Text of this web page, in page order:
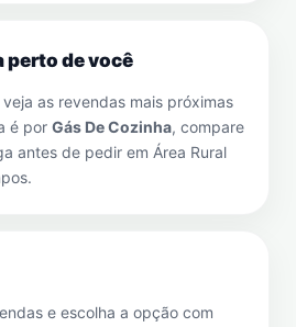
perto de você
as revendas mais próximas
é por Gás De Cozinha, compare
antes de pedir em Área Rural
.
e escolha a opção com